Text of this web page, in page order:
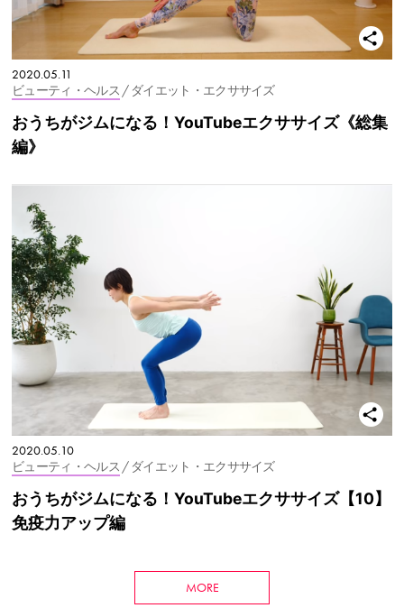
2020.05.11
ビューティ・ヘルス / ダイエット・エクササイズ
おうちがジムになる！YouTubeエクササイズ《総集
編》
2020.05.10
ビューティ・ヘルス / ダイエット・エクササイズ
おうちがジムになる！YouTubeエクササイズ【10】
免疫力アップ編
MORE